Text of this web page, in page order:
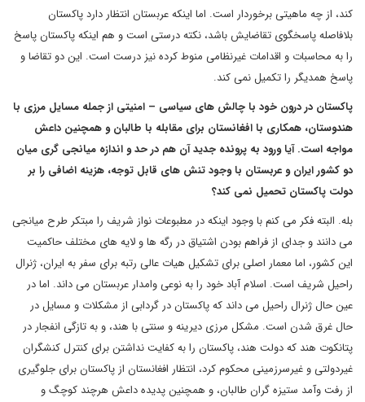
کند، از چه ماهیتی برخوردار است. اما اینکه عربستان انتظار دارد پاکستان
بلافاصله پاسخگوی تقاضایش باشد، نکته درستی است و هم اینکه پاکستان پاسخ
را به محاسبات و اقدامات غیرنظامی منوط کرده نیز درست است. این دو تقاضا و
پاسخ همدیگر را تکمیل نمی کند.
پاکستان در درون خود با چالش های سیاسی – امنیتی از جمله مسایل مرزی با
هندوستان، همکاری با افغانستان برای مقابله با طالبان و همچنین داعش
مواجه است. آیا ورود به پرونده جدید آن هم در حد و اندازه میانجی گری میان
دو کشور ایران و عربستان با وجود تنش های قابل توجه، هزینه اضافی را بر
دولت پاکستان تحمیل نمی کند؟
بله. البته فکر می کنم با وجود اینکه در مطبوعات نواز شریف را مبتکر طرح میانجی
می دانند و جدای از فراهم بودن اشتیاق در رگه ها و لایه های مختلف حاکمیت
این کشور، اما معمار اصلی برای تشکیل هیات عالی رتبه برای سفر به ایران، ژنرال
راحیل شریف است. اسلام آباد خود را به نوعی وامدار عربستان می داند. اما در
عین حال ژنرال راحیل می داند که پاکستان در گردابی از مشکلات و مسایل در
حال غرق شدن است. مشکل مرزی دیرینه و سنتی با هند، و به تازگی انفجار در
پتانکوت هند که دولت هند، پاکستان را به کفایت نداشتن برای کنترل کنشگران
غیردولتی و غیرسرزمینی محکوم کرد، انتظار افغانستان از پاکستان برای جلوگیری
از رفت وآمد ستیزه گران طالبان، و همچنین پدیده داعش هرچند کوچگ و